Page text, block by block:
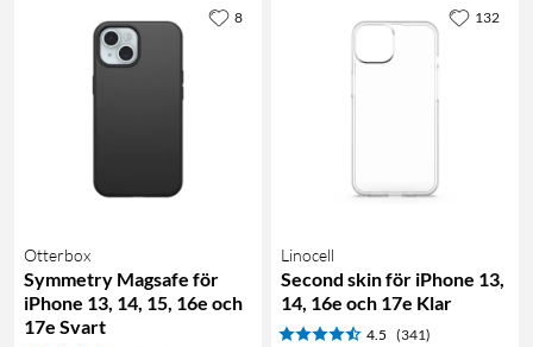
Otterbox
Symmetry Magsafe för
iPhone 13, 14, 15, 16e och
17e Svart
8
Linocell
Second skin för iPhone 13,
14, 16e och 17e Klar
4.5 (341)
132